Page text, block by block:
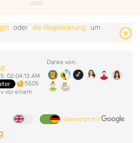
CODE
oder die Registrierung
um
02:04:13 AM
5505
vor einem
Danke von:
übersetzt mit